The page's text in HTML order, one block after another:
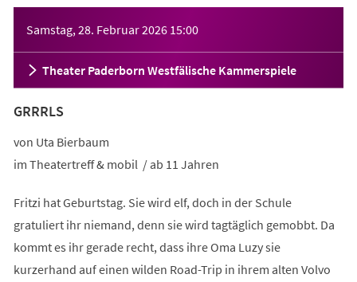
Samstag, 28. Februar 2026 15:00
Theater Paderborn Westfälische Kammerspiele
GRRRLS
von Uta Bierbaum
im Theatertreff & mobil / ab 11 Jahren
Fritzi hat Geburtstag. Sie wird elf, doch in der Schule
gratuliert ihr niemand, denn sie wird tagtäglich gemobbt. Da
kommt es ihr gerade recht, dass ihre Oma Luzy sie
kurzerhand auf einen wilden Road-Trip in ihrem alten Volvo